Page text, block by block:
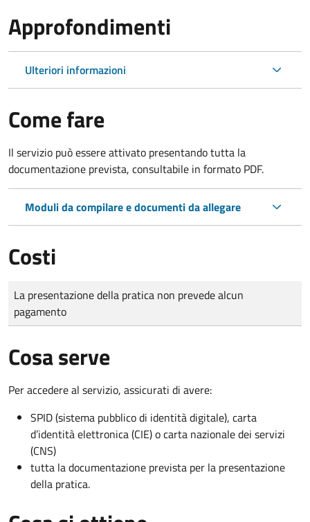
Approfondimenti
Ulteriori informazioni
Come fare
Il servizio può essere attivato presentando tutta la
documentazione prevista, consultabile in formato PDF.
Moduli da compilare e documenti da allegare
Costi
Tipo di pagamento
Importo
La presentazione della pratica non prevede alcun
pagamento
Cosa serve
Per accedere al servizio, assicurati di avere:
SPID (sistema pubblico di identità digitale), carta
d’identità elettronica (CIE) o carta nazionale dei servizi
(CNS)
tutta la documentazione prevista per la presentazione
della pratica.